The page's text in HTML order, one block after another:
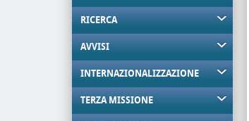
RICERCA
AVVISI
INTERNAZIONALIZZAZIONE
TERZA MISSIONE